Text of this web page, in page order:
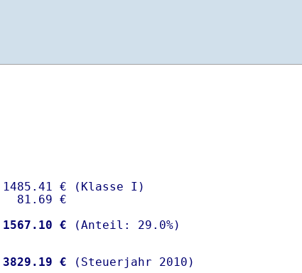
€ (Klasse I)
81.69 €
1567.10 €
3829.19 € (Steuerjahr 2010)